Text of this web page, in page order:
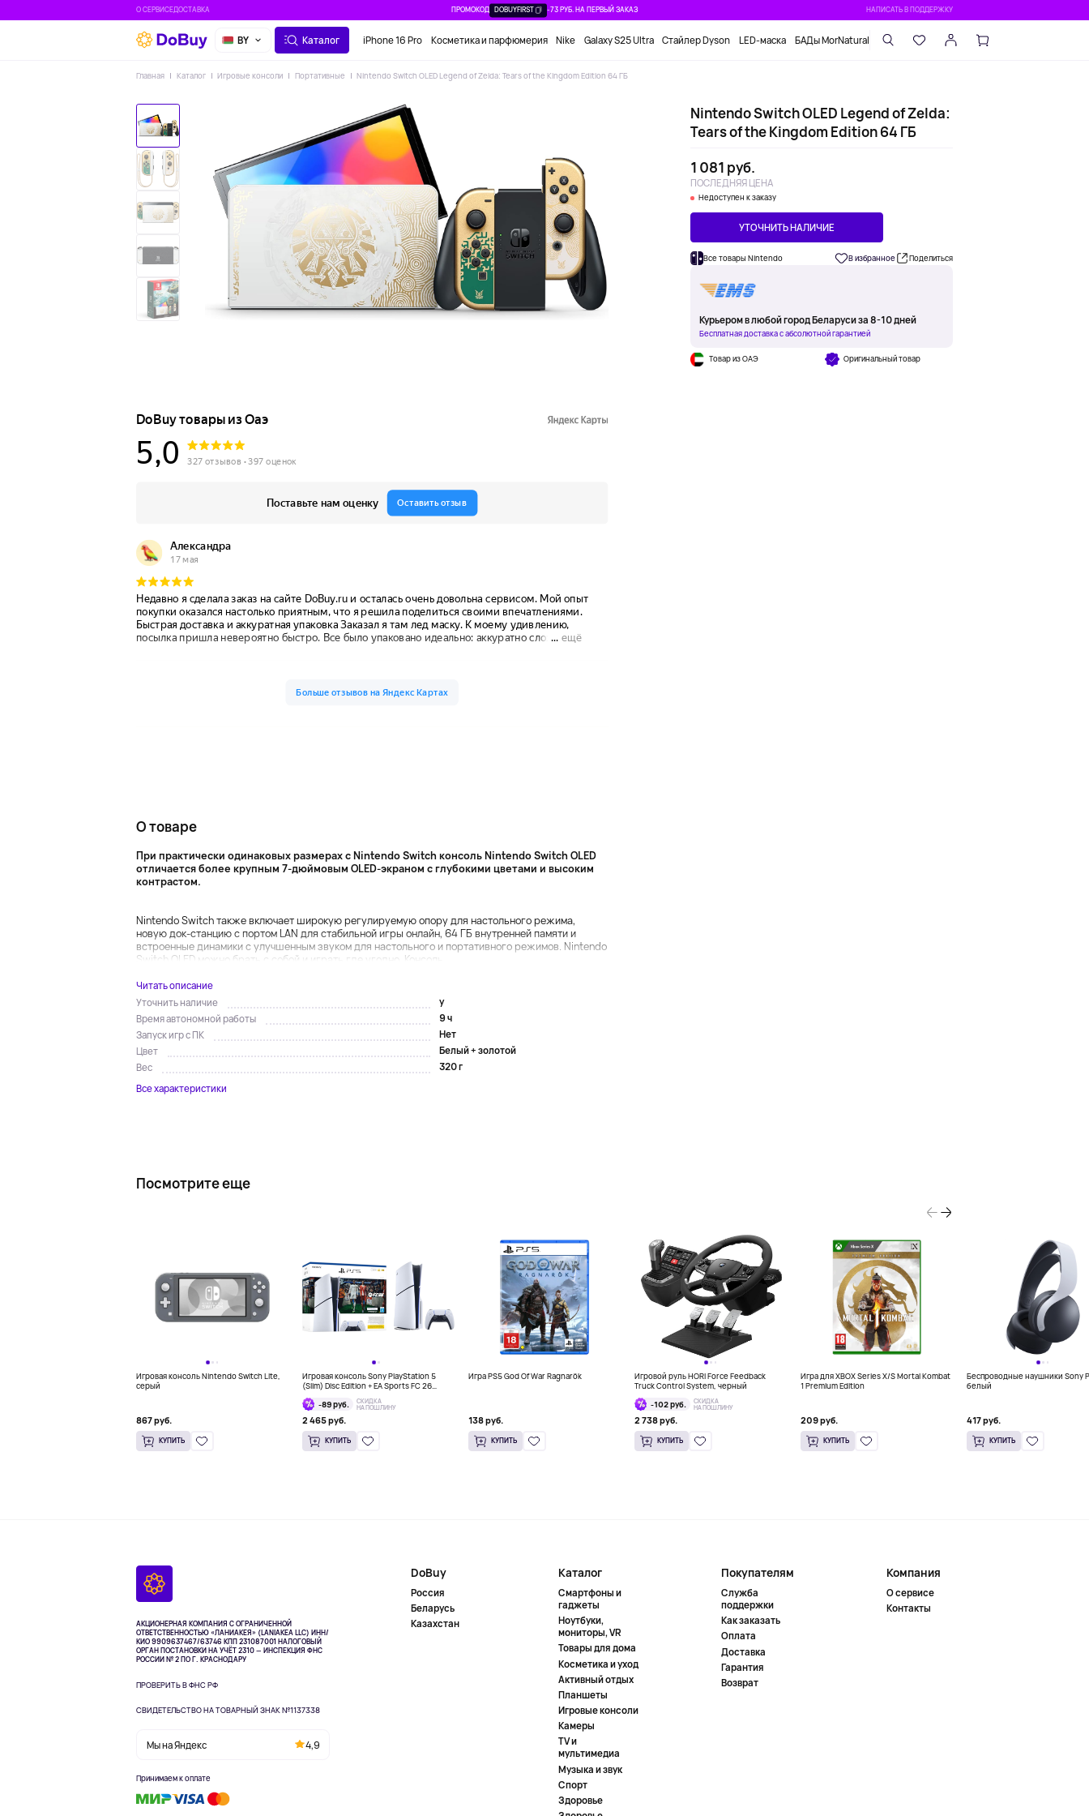
О СЕРВИСЕДОСТАВКА ПРОМОКОД DOBUYFIRST -73 РУБ. НА ПЕРВЫЙ ЗАКАЗ НАПИСАТЬ В ПОДДЕРЖКУ
BY Каталог iPhone 16 Pro Косметика и парфюмерия Nike Galaxy S25 Ultra Стайлер Dyson LED-маска БАДы MorNatural
Главная Каталог Игровые консоли Портативные Nintendo Switch OLED Legend of Zelda: Tears of the Kingdom Edition 64 ГБ
Nintendo Switch OLED Legend of Zelda:
Tears of the Kingdom Edition 64 ГБ
1 081 руб.
ПОСЛЕДНЯЯ ЦЕНА
Недоступен к заказу
УТОЧНИТЬ НАЛИЧИЕ
Все товары Nintendo В избранное Поделиться
Курьером в любой город Беларуси за 8-10 дней
Бесплатная доставка с абсолютной гарантией
Товар из ОАЭ Оригинальный товар
О товаре
При практически одинаковых размерах с Nintendo Switch консоль Nintendo Switch OLED
отличается более крупным 7-дюймовым OLED-экраном с глубокими цветами и высоким
контрастом.
Nintendo Switch также включает широкую регулируемую опору для настольного режима,
новую док-станцию с портом LAN для стабильной игры онлайн, 64 ГБ внутренней памяти и
встроенные динамики с улучшенным звуком для настольного и портативного режимов. Nintendo
Switch OLED можно брать с собой и играть где угодно. Консоль ...
Читать описание
Уточнить наличие
y
Время автономной работы
9 ч
Запуск игр с ПК
Нет
Цвет
Белый + золотой
Вес
320 г
Все характеристики
Посмотрите еще
Игровая консоль Nintendo Switch Lite,
серый
867 руб.
КУПИТЬ
Игровая консоль Sony PlayStation 5
(Slim) Disc Edition + EA Sports FC 26
Bundle
-89 руб.
СКИДКА
НА ПОШЛИНУ
2 465 руб.
КУПИТЬ
Игра PS5 God Of War Ragnarök
138 руб.
КУПИТЬ
Игровой руль HORI Force Feedback
Truck Control System, черный
-102 руб.
СКИДКА
НА ПОШЛИНУ
2 738 руб.
КУПИТЬ
Игра для XBOX Series X/S Mortal Kombat
1 Premium Edition
209 руб.
КУПИТЬ
Беспроводные наушники Sony
белый
417 руб.
КУПИТЬ
АКЦИОНЕРНАЯ КОМПАНИЯ С ОГРАНИЧЕННОЙ
ОТВЕТСТВЕННОСТЬЮ «ЛАНИАКЕЯ» (LANIAKEA LLC) ИНН/
КИО 9909637467/63746 КПП 231087001НАЛОГОВЫЙ
ОРГАН ПОСТАНОВКИ НА УЧЁТ 2310 — ИНСПЕКЦИЯ ФНС
РОССИИ № 2 ПО Г. КРАСНОДАРУ
ПРОВЕРИТЬ В ФНС РФ
СВИДЕТЕЛЬСТВО НА ТОВАРНЫЙ ЗНАК №1137338
Мы на Яндекс 4,9
Принимаем к оплате
DoBuy
Россия
Беларусь
Казахстан
Каталог
Смартфоны и
гаджеты
Ноутбуки,
мониторы, VR
Товары для дома
Косметика и уход
Активный отдых
Планшеты
Игровые консоли
Камеры
TV и
мультимедиа
Музыка и звук
Спорт
Здоровье
Покупателям
Служба
поддержки
Как заказать
Оплата
Доставка
Гарантия
Возврат
Компания
О сервисе
Контакты